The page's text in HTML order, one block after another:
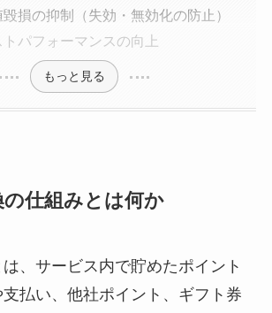
損の抑制（失効・無効化の防止）
トパフォーマンスの向上
もっと見る
仕組みとは何か
、サービス内で貯めたポイント
払い、他社ポイント、ギフト券